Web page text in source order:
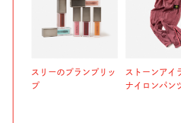
スリーのプランプリッ
プ
ストーンアイ
ナイロンパン